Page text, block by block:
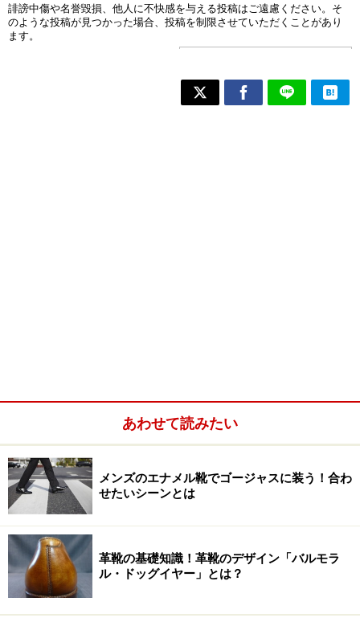
あわせて読みたい
メンズのエナメル靴でゴージャスに装う！合わ
せたいシーンとは
革靴の基礎知識！革靴のデザイン「バルモラ
ル・ドッグイヤー」とは？